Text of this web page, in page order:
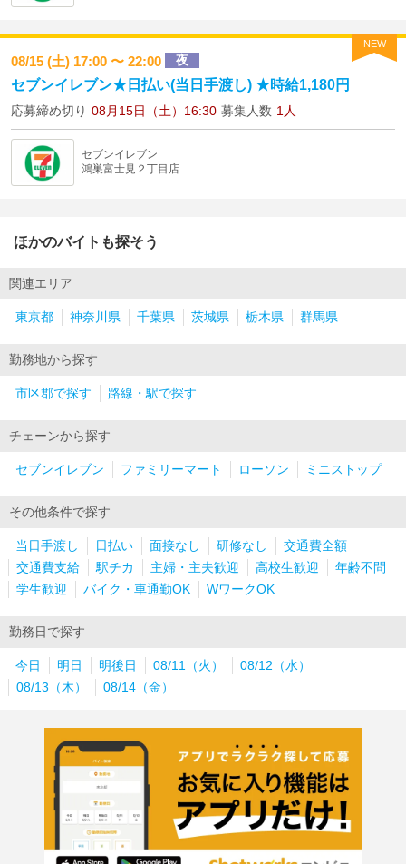
NEW
08/15 (土) 17:00 〜 22:00 夜
セブンイレブン★日払い(当日手渡し) ★時給1,180円
応募締め切り 08月15日（土）16:30 募集人数 1人
セブンイレブン
鴻巣富士見２丁目店
ほかのバイトも探そう
関連エリア
東京都 神奈川県 千葉県 茨城県 栃木県 群馬県
勤務地から探す
市区郡で探す 路線・駅で探す
チェーンから探す
セブンイレブン ファミリーマート ローソン ミニストップ
その他条件で探す
当日手渡し 日払い 面接なし 研修なし
交通費全額
交通費支給
駅チカ 主婦・主夫歓迎 高校生歓迎
年齢不問
学生歓迎
バイク・車通勤OK WワークOK
勤務日で探す
今日 明日 明後日 08/11（火）
08/12（水）
08/13（木）
08/14（金）